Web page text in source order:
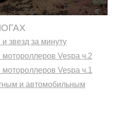
звезд за минуту
Vespa ч.2
Vespa ч.1
и автомобильным